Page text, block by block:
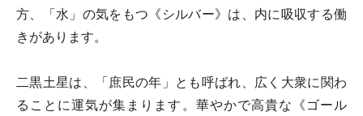
方、「水」の気をもつ《シルバー》は、内に吸収する働
きがあります。
二黒土星は、「庶民の年」とも呼ばれ、広く大衆に関わ
ることに運気が集まります。華やかで高貴な《ゴール